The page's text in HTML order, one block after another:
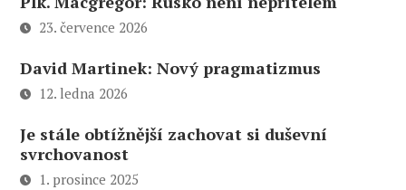
23. července 2026
David Martinek: Nový pragmatizmus
12. ledna 2026
Je stále obtížnější zachovat si duševní
svrchovanost
1. prosince 2025